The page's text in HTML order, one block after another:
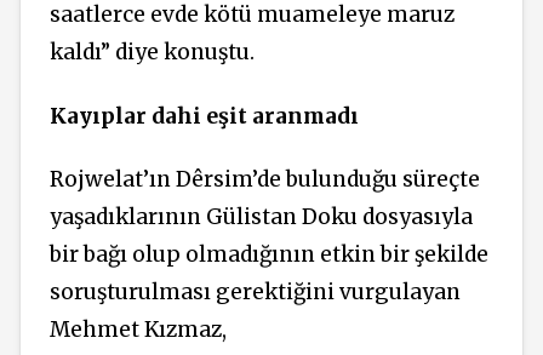
saatlerce evde kötü muameleye maruz
kaldı” diye konuştu.
Kayıplar dahi eşit aranmadı
Rojwelat’ın Dêrsim’de bulunduğu süreçte
yaşadıklarının Gülistan Doku dosyasıyla
bir bağı olup olmadığının etkin bir şekilde
soruşturulması gerektiğini vurgulayan
Mehmet Kızmaz,